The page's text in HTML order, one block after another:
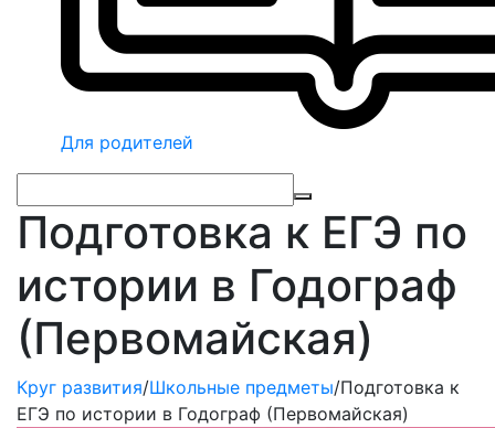
Для родителей
Подготовка к ЕГЭ по
истории в Годограф
(Первомайская)
Круг развития/Школьные предметы/Подготовка к
ЕГЭ по истории в Годограф (Первомайская)